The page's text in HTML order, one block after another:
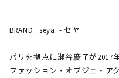
BRAND : seya. - セヤ
パリを拠点に瀬谷慶子が2017
ファッション・オブジェ・ア